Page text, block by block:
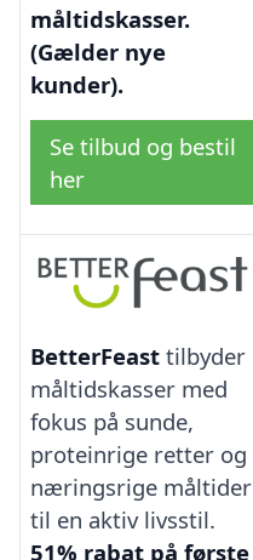
måltidskasser.
(Gælder nye
kunder).
Se tilbud og bestil
her
BetterFeast tilbyder
måltidskasser med
fokus på sunde,
proteinrige retter og
næringsrige måltider
til en aktiv livsstil.
51% rabat på første